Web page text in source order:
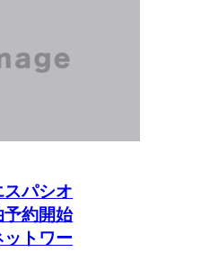
パシオ
予約開始
トワー